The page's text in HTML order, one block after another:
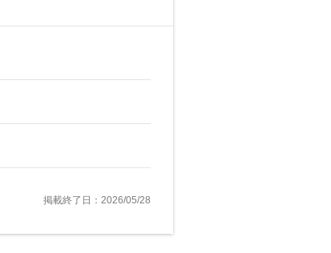
掲載終了日：2026/05/28